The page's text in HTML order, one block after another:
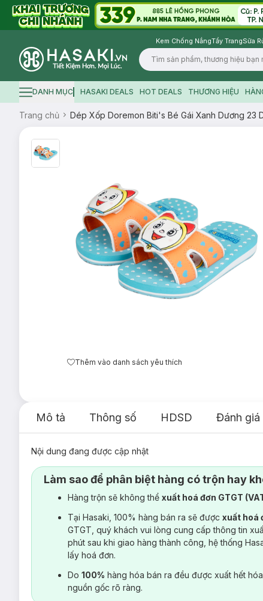
Kem Chống NắngTẩy TrangSữa
Logo
Hamburger icon
DANH MỤC HASAKI DEALS HOT DEALS THƯƠNG HIỆU
Trang chủ Dép Xốp Doremon Biti's Bé Gái Xanh Dương 23
Thêm vào danh sách yêu thích
Mô tả Thông số HDSD Đánh giá
Nội dung đang được cập nhật
Làm sao để phân biệt hàng có trộn hay
Hàng trộn sẽ không thể xuất hoá đơn GTGT
Tại Hasaki, 100% hàng bán ra sẽ được xuất hoá
GTGT, quý khách vui lòng cung cấp thông tin
phút sau khi giao hàng thành công, hệ thống
lấy hoá đơn.
Do 100% hàng hóa bán ra đều được xuất hết
nguồn gốc rõ ràng.